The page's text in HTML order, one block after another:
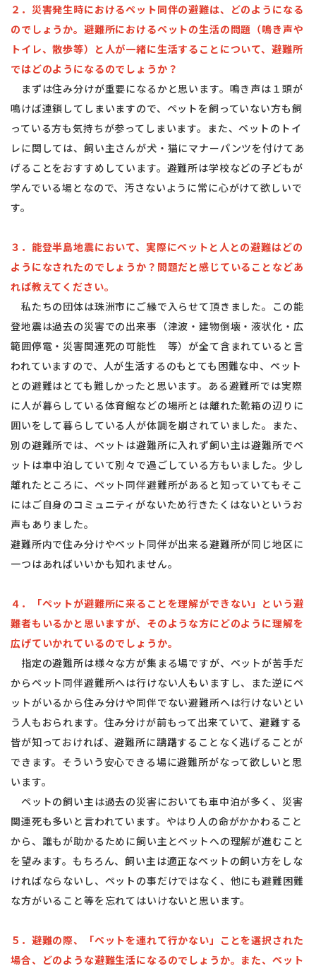
２．災害発生時におけるペット同伴の避難は、どのようになる
のでしょうか。避難所におけるペットの生活の問題（鳴き声や
トイレ、散歩等）と人が一緒に生活することについて、避難所
ではどのようになるのでしょうか？
まずは住み分けが重要になるかと思います。鳴き声は１頭が
鳴けば連鎖してしまいますので、ペットを飼っていない方も飼
っている方も気持ちが参ってしまいます。また、ペットのトイ
レに関しては、飼い主さんが犬・猫にマナーパンツを付けてあ
げることをおすすめしています。避難所は学校などの子どもが
学んでいる場となので、汚さないように常に心がけて欲しいで
す。
３．能登半島地震において、実際にペットと人との避難はどの
ようになされたのでしょうか？問題だと感じていることなどあ
れば教えてください。
私たちの団体は珠洲市にご縁で入らせて頂きました。この能
登地震は過去の災害での出来事（津波・建物倒壊・液状化・広
範囲停電・災害関連死の可能性 等）が全て含まれていると言
われていますので、人が生活するのもとても困難な中、ペット
との避難はとても難しかったと思います。ある避難所では実際
に人が暮らしている体育館などの場所とは離れた靴箱の辺りに
囲いをして暮らしている人が体調を崩されていました。また、
別の避難所では、ペットは避難所に入れず飼い主は避難所でペ
ットは車中泊していて別々で過ごしている方もいました。少し
離れたところに、ペット同伴避難所があると知っていてもそこ
にはご自身のコミュニティがないため行きたくはないというお
声もありました。
避難所内で住み分けやペット同伴が出来る避難所が同じ地区に
一つはあればいいかも知れません。
４．「ペットが避難所に来ることを理解ができない」という避
難者もいるかと思いますが、そのような方にどのように理解を
広げていかれているのでしょうか。
指定の避難所は様々な方が集まる場ですが、ペットが苦手だ
からペット同伴避難所へは行けない人もいますし、また逆にペ
ットがいるから住み分けや同伴でない避難所へは行けないとい
う人もおられます。住み分けが前もって出来ていて、避難する
皆が知っておければ、避難所に躊躇することなく逃げることが
できます。そういう安心できる場に避難所がなって欲しいと思
います。
ペットの飼い主は過去の災害においても車中泊が多く、災害
関連死も多いと言われています。やはり人の命がかかわること
から、誰もが助かるために飼い主とペットへの理解が進むこと
を望みます。もちろん、飼い主は適正なペットの飼い方をしな
ければならないし、ペットの事だけではなく、他にも避難困難
な方がいること等を忘れてはいけないと思います。
５．避難の際、「ペットを連れて行かない」ことを選択された
場合、どのような避難生活になるのでしょうか。また、ペット